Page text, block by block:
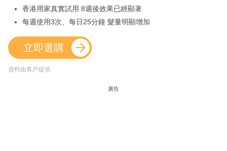
香港用家真實試用 8週後效果已經顯著
每週使用3次、每日25分鐘 髮量明顯增加
立即選購
資料由客戶提供
廣告